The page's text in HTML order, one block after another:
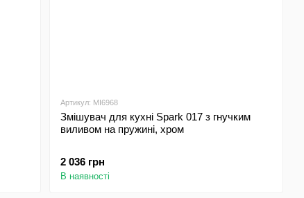
Артикул: MI6968
Змішувач для кухні Spark 017 з гнучким
виливом на пружині, хром
2 036 грн
В наявності